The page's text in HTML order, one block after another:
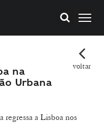
na
Urbana
voltar
regressa a Lisboa nos